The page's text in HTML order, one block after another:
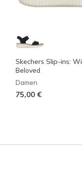
Skechers Slip-ins:
Beloved
Damen
75,00 €